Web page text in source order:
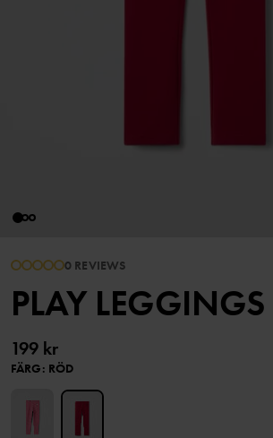
0 REVIEWS
PLAY LEGGINGS
199 kr
FÄRG: RÖD